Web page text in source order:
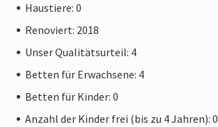
Haustiere: 0
Renoviert: 2018
Unser Qualitätsurteil: 4
Betten für Erwachsene: 4
Betten für Kinder: 0
Anzahl der Kinder frei (bis zu 4 Jahren): 0